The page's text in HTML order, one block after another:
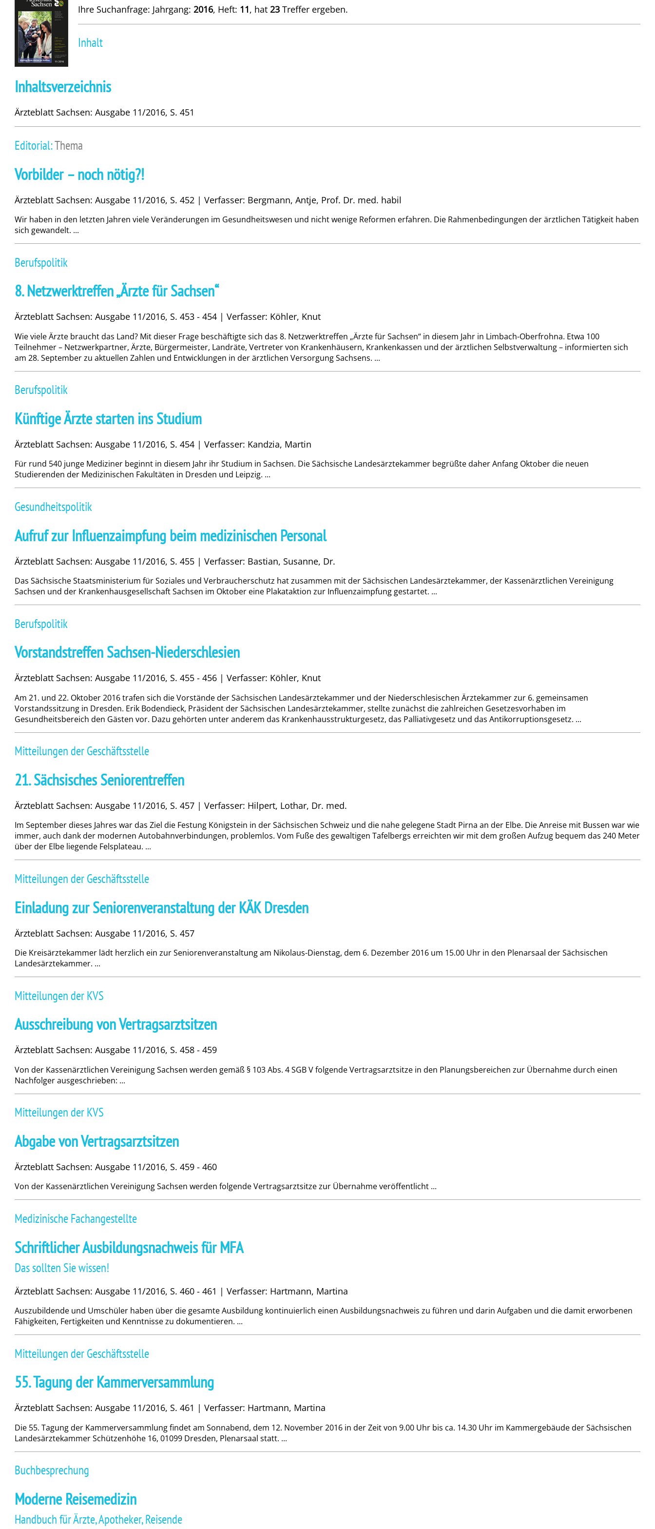
Ihre Suchanfrage: Jahrgang: 2016, Heft: 11, hat 23 Treffer ergeben.
Inhalt
Inhaltsverzeichnis
Ärzteblatt Sachsen: Ausgabe 11/2016, S. 451
Editorial:Thema
Vorbilder – noch nötig?!
Ärzteblatt Sachsen: Ausgabe 11/2016, S. 452 | Verfasser: Bergmann, Antje, Prof. Dr. med. habil
Wir haben in den letzten Jahren viele Veränderungen im Gesundheitswesen und nicht wenige Reformen erfahren. Die Rahmenbedingungen der ärztlichen Tätigkeit haben
sich gewandelt. ...
Berufspolitik
8. Netzwerktreffen „Ärzte für Sachsen“
Ärzteblatt Sachsen: Ausgabe 11/2016, S. 453 - 454 | Verfasser: Köhler, Knut
Wie viele Ärzte braucht das Land? Mit dieser Frage beschäftigte sich das 8. Netzwerktreffen „Ärzte für Sachsen“ in diesem Jahr in Limbach-Oberfrohna. Etwa 100
Teilnehmer – Netzwerkpartner, Ärzte, Bürgermeister, Landräte, Vertreter von Krankenhäusern, Krankenkassen und der ärztlichen Selbstverwaltung – informierten sich
am 28. September zu aktuellen Zahlen und Entwicklungen in der ärztlichen Versorgung Sachsens. ...
Berufspolitik
Künftige Ärzte starten ins Studium
Ärzteblatt Sachsen: Ausgabe 11/2016, S. 454 | Verfasser: Kandzia, Martin
Für rund 540 junge Mediziner beginnt in diesem Jahr ihr Studium in Sachsen. Die Sächsische Landesärztekammer begrüßte daher An­­fang Oktober die neuen
Studierenden der Medizinischen Fakultäten in Dresden und Leipzig. ...
Gesundheitspolitik
Aufruf zur Influenzaimpfung beim medizinischen Personal
Ärzteblatt Sachsen: Ausgabe 11/2016, S. 455 | Verfasser: Bastian, Susanne, Dr.
Das Sächsische Staatsministerium für Soziales und Verbraucherschutz hat zusammen mit der Sächsischen Landesärztekammer, der Kassenärztlichen Vereinigung
Sachsen und der Krankenhausgesellschaft Sachsen im Oktober eine Plakataktion zur Influenzaimpfung gestartet. ...
Berufspolitik
Vorstandstreffen Sachsen-Niederschlesien
Ärzteblatt Sachsen: Ausgabe 11/2016, S. 455 - 456 | Verfasser: Köhler, Knut
Am 21. und 22. Oktober 2016 trafen sich die Vorstände der Sächsischen Landesärztekammer und der Nie­derschlesischen Ärztekammer zur 6. ge­­meinsamen
Vorstandssitzung in Dresden. Erik Bodendieck, Präsident der Sächsischen Landesärztekammer, stellte zunächst die zahlreichen Ge­setzesvorhaben im
Gesundheitsbereich den Gästen vor. Dazu gehörten unter anderem das Krankenhausstrukturgesetz, das Palliativgesetz und das Antikorruptionsgesetz. ...
Mitteilungen der Geschäftsstelle
21. Sächsisches Seniorentreffen
Ärzteblatt Sachsen: Ausgabe 11/2016, S. 457 | Verfasser: Hilpert, Lothar, Dr. med.
Im September dieses Jahres war das Ziel die Festung Königstein in der Sächsischen Schweiz und die nahe gelegene Stadt Pirna an der Elbe. Die Anreise mit Bussen war wie
immer, auch dank der modernen Autobahnverbindungen, problemlos. Vom Fuße des gewaltigen Tafelbergs erreichten wir mit dem großen Aufzug bequem das 240 Meter
über der Elbe liegende Felsplateau. ...
Mitteilungen der Geschäftsstelle
Einladung zur Seniorenveranstaltung der KÄK Dresden
Ärzteblatt Sachsen: Ausgabe 11/2016, S. 457
Die Kreisärztekammer lädt herzlich ein zur Seniorenveranstaltung am Nikolaus-Dienstag, dem 6. Dezember 2016 um 15.00 Uhr in den Plenarsaal der Sächsischen
Landesärztekammer. ...
Mitteilungen der KVS
Ausschreibung von Vertragsarztsitzen
Ärzteblatt Sachsen: Ausgabe 11/2016, S. 458 - 459
Von der Kassenärztlichen Vereinigung Sachsen werden gemäß § 103 Abs. 4 SGB V folgende Vertragsarztsitze in den Planungsbereichen zur Übernahme durch einen
Nachfolger ausgeschrieben: ...
Mitteilungen der KVS
Abgabe von Vertragsarztsitzen
Ärzteblatt Sachsen: Ausgabe 11/2016, S. 459 - 460
Von der Kassenärztlichen Vereinigung Sachsen werden folgende Vertragsarztsitze zur Übernahme veröffentlicht ...
Medizinische Fachangestellte
Schriftlicher Ausbildungsnachweis für MFA
Das sollten Sie wissen!
Ärzteblatt Sachsen: Ausgabe 11/2016, S. 460 - 461 | Verfasser: Hartmann, Martina
Auszubildende und Umschüler haben über die gesamte Ausbildung kontinuierlich einen Ausbildungsnachweis zu führen und darin Aufgaben und die damit erworbenen
Fähigkeiten, Fertigkeiten und Kenntnisse zu dokumentieren. ...
Mitteilungen der Geschäftsstelle
55. Tagung der Kammerversammlung
Ärzteblatt Sachsen: Ausgabe 11/2016, S. 461 | Verfasser: Hartmann, Martina
Die 55. Tagung der Kammerversammlung findet am Sonnabend, dem 12. November 2016 in der Zeit von 9.00 Uhr bis ca. 14.30 Uhr im Kammergebäude der Sächsischen
Landesärztekammer Schützenhöhe 16, 01099 Dresden, Plenarsaal statt. ...
Buchbesprechung
Moderne Reisemedizin
Handbuch für Ärzte, Apotheker, Reisende